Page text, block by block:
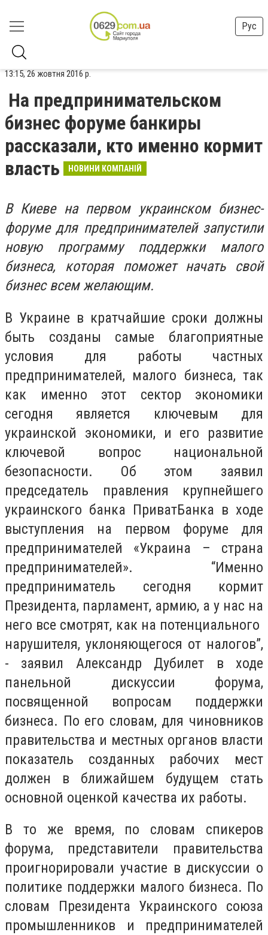
Рус
13:15, 26 жовтня 2016 р.
На предпринимательском
бизнес форуме банкиры
рассказали, кто именно кормит
власть
НОВИНИ КОМПАНІЙ
В Киеве на первом украинском бизнес-
форуме для предпринимателей запустили
новую программу поддержки малого
бизнеса, которая поможет начать свой
бизнес всем желающим.
В Украине в кратчайшие сроки должны
быть созданы самые благоприятные
условия для работы частных
предпринимателей, малого бизнеса, так
как именно этот сектор экономики
сегодня является ключевым для
украинской экономики, и его развитие
ключевой вопрос национальной
безопасности. Об этом заявил
председатель правления крупнейшего
украинского банка ПриватБанка в ходе
выступления на первом форуме для
предпринимателей «Украина – страна
предпринимателей». “Именно
предприниматель сегодня кормит
Президента, парламент, армию, а у нас на
него все смотрят, как на потенциального ​
нарушителя, уклоняющегося от налогов”​,
- заявил Александр Дубилет в ходе
панельной дискуссии форума,
посвященной вопросам поддержки
бизнеса. По его словам, для чиновников
правительства и местных органов власти
показатель созданных рабочих мест
должен в ближайшем будущем стать
основной оценкой качества их работы.
В то же время, по словам спикеров
форума, представители правительства
проигнорировали участие в дискуссии о
политике поддержки малого бизнеса. По
словам Президента Украинского союза
промышленников и предпринимателей